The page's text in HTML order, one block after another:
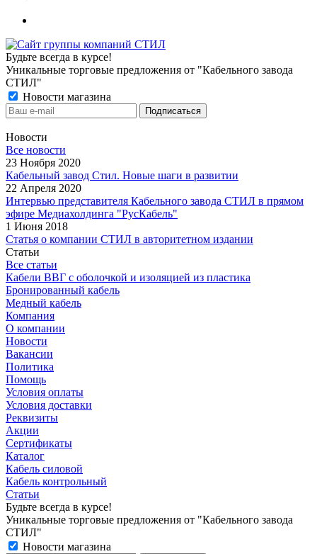
Будьте всегда в курсе!
Уникальные торговые предложения от "Кабельного завода
СТИЛ"
Новости магазина
Новости
Все новости
23 Ноября 2020
Кабельный завод Стил. Новые шаги в развитии
22 Апреля 2020
Интервью представителя Кабельного завода СТИЛ в прямом
эфире Медиахолдинга "РусКабель"
1 Июня 2018
Статья о компании СТИЛ в авторитетном издании
Статьи
Все статьи
Кабели ВВГ с оболочкой и изоляцией из пластика
Бронированный кабель
Медный кабель
Компания
О компании
Новости
Вакансии
Политика
Помощь
Условия оплаты
Условия доставки
Реквизиты
Акции
Сертификаты
Каталог
Кабель силовой
Кабель контрольный
Статьи
Будьте всегда в курсе!
Уникальные торговые предложения от "Кабельного завода
СТИЛ"
Новости магазина